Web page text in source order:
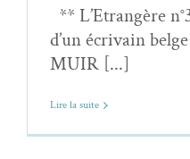
** L’Etrangère
d’un écrivain
MUIR [...]
Lire la suite